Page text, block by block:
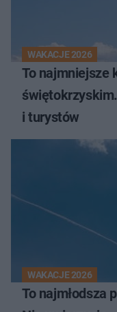
WAKACJE 2026
To najmniejsze
i turystów
WAKACJE 2026
To najmłodsza